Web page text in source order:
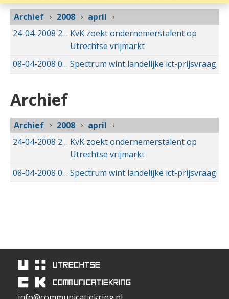
Archief 2008
april
24-04-2008 24-04-2008 00:00
KvK zoekt ondernemerstalent op
Utrechtse vrijmarkt
08-04-2008 08-04-2008 00:00 Spectrum wint landelijke ict-prijsvraag
Archief
Archief 2008
april
24-04-2008 24-04-2008 00:00
KvK zoekt ondernemerstalent op
Utrechtse vrijmarkt
08-04-2008 08-04-2008 00:00 Spectrum wint landelijke ict-prijsvraag